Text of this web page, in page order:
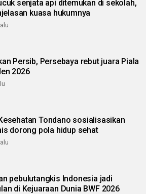
senjata api ditemukan di sekolah,
kuasa hukumnya
Persib, Persebaya rebut juara Piala
2026
Tondano sosialisasikan
dorong pola hidup sehat
pebulutangkis Indonesia jadi
di Kejuaraan Dunia BWF 2026